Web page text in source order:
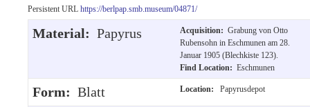
Persistent URL https://berlpap.smb.museum/04871/
Material: Papyrus Acquisition: Grabung von Otto
Rubensohn in Eschmunen am 28.
Januar 1905 (Blechkiste 123).
Find Location: Eschmunen
Form: Blatt Location: Papyrusdepot